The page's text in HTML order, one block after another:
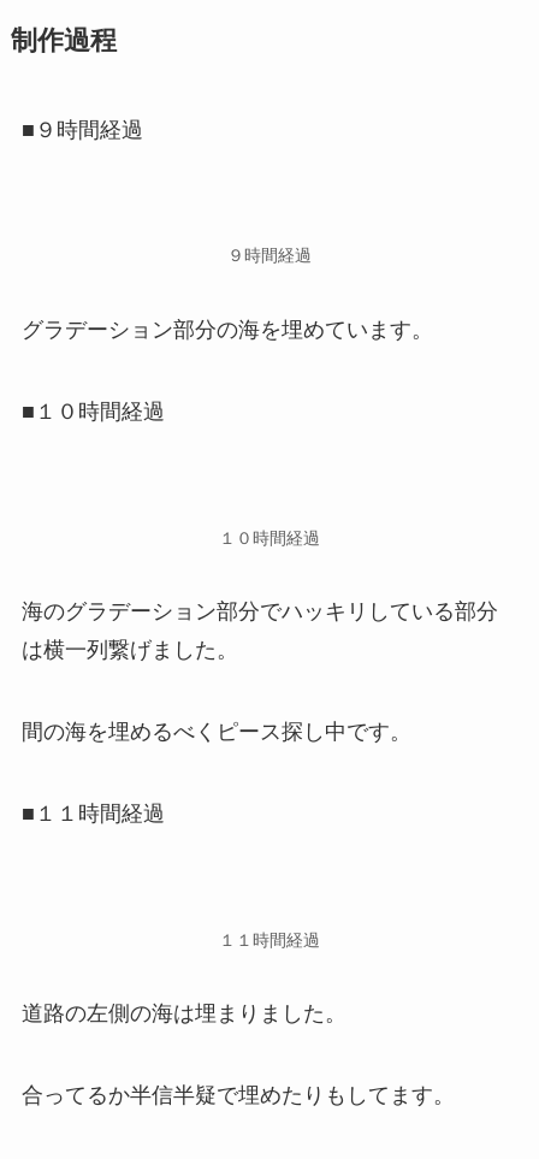
制作過程
■９時間経過
９時間経過
グラデーション部分の海を埋めています。
■１０時間経過
１０時間経過
海のグラデーション部分でハッキリしている部分
は横一列繋げました。
間の海を埋めるべくピース探し中です。
■１１時間経過
１１時間経過
道路の左側の海は埋まりました。
合ってるか半信半疑で埋めたりもしてます。